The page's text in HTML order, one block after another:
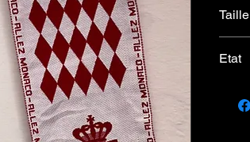
Taille
Etat